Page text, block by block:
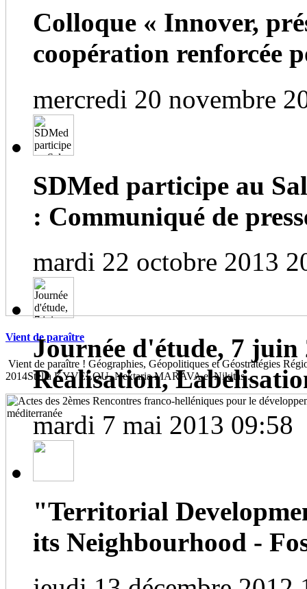
Vient de paraître
Vient de paraître ! Géographies, Géopolitiques et Géostratégies
2014Stella KYVELOU, Nektaria MARAVA et Nikitas...
Colloque « Innover,
coopération renforcée
mercredi 20 novembre
SDMed participe au
: Communiqué de
mardi 22 octobre 2013
Journée d'étude, 7
Réalisation,
mardi 7 mai 2013 09:58
"Territorial
its Neighbourhood -